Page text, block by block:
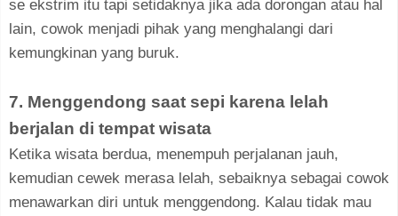
se ekstrim itu tapi setidaknya jika ada dorongan atau hal
lain, cowok menjadi pihak yang menghalangi dari
kemungkinan yang buruk.
7. Menggendong saat sepi karena lelah
berjalan di tempat wisata
Ketika wisata berdua, menempuh perjalanan jauh,
kemudian cewek merasa lelah, sebaiknya sebagai cowok
menawarkan diri untuk menggendong. Kalau tidak mau